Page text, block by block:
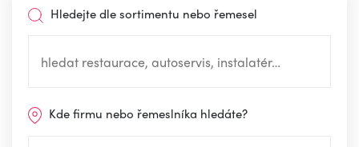
Hledejte dle sortimentu nebo řemesel
Kde firmu nebo řemeslníka hledáte?